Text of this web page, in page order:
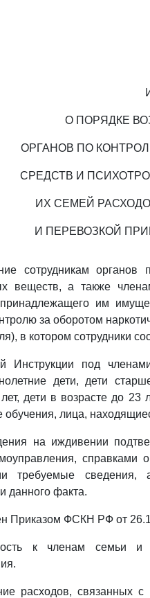
О ПОРЯДКЕ
ОРГАНОВ ПО
СРЕДСТВ И
ИХ СЕМЕЙ
И ПЕРЕВОЗКОЙ
сотрудникам органов
веществ, а также
им
за оборотом
в котором сотрудники
Инструкции под
дети, дети
дети в возрасте до
лица,
на иждивении
требуемые
данного факта.
Приказом ФСКН РФ от
к членам семьи и
расходов, связанных